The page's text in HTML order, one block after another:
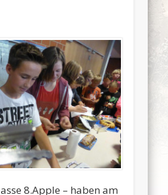
8.Apple – haben am